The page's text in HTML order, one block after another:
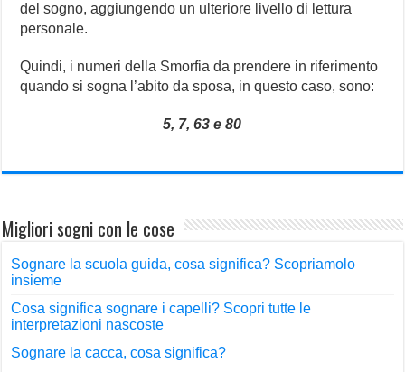
del sogno, aggiungendo un ulteriore livello di lettura
personale.
Quindi, i numeri della Smorfia da prendere in riferimento
quando si sogna l’abito da sposa, in questo caso, sono:
5, 7, 63 e 80
Migliori sogni con le cose
Sognare la scuola guida, cosa significa? Scopriamolo
insieme
Cosa significa sognare i capelli? Scopri tutte le
interpretazioni nascoste
Sognare la cacca, cosa significa?